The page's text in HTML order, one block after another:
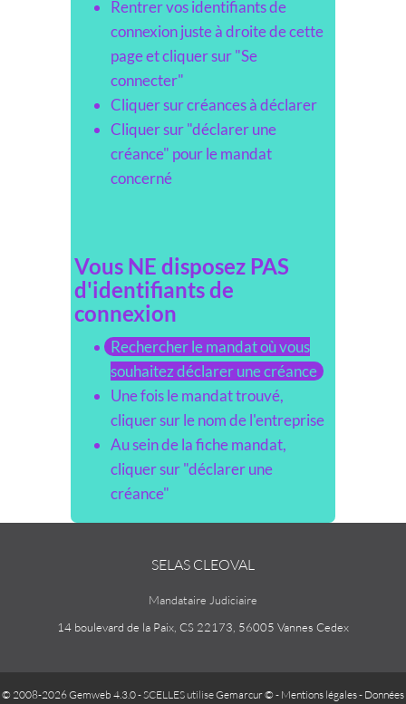
Rentrer vos identifiants de
connexion juste à droite de cette
page et cliquer sur "Se
connecter"
Cliquer sur créances à déclarer
Cliquer sur "déclarer une
créance" pour le mandat
concerné
Vous NE disposez PAS
d'identifiants de
connexion
Rechercher le mandat où vous
souhaitez déclarer une créance
Une fois le mandat trouvé,
cliquer sur le nom de l'entreprise
Au sein de la fiche mandat,
cliquer sur "déclarer une
créance"
SELAS CLEOVAL
Mandataire Judiciaire
14 boulevard de la Paix, CS 22173, 56005 Vannes Cedex
© 2008-2026 Gemweb 4.3.0- SCELLES utiliseGemarcur © - Mentions légales- Données